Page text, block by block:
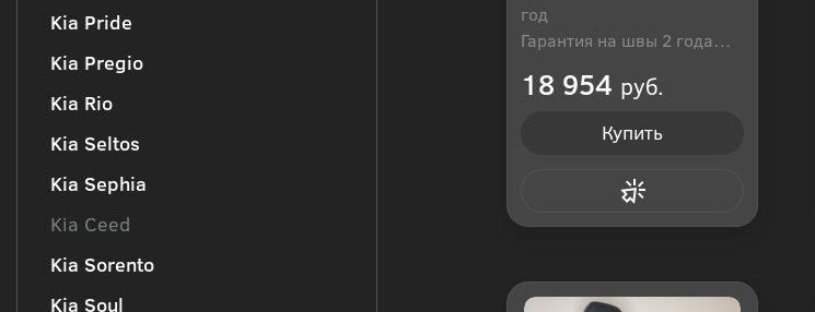
Kia Pride
Kia Pregio
Kia Rio
Kia Seltos
Kia Sephia
Kia Ceed
Kia Sorento
Kia Soul
год
Гарантия на швы 2 года
18 954 руб.
Купить